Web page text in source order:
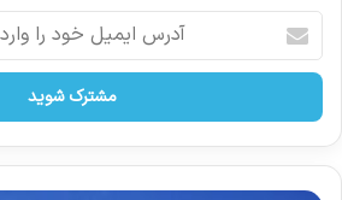
آدرس
ایمیل
خود
وارد
کنید